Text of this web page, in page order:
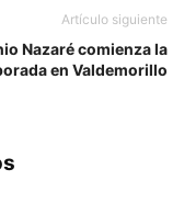
Artículo siguiente
Nazaré comienza la
en Valdemorillo